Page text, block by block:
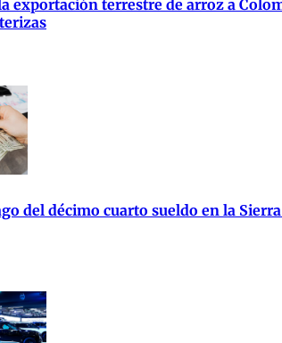
exportación terrestre de arroz a
del décimo cuarto sueldo en la